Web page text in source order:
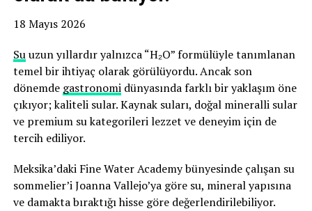
18 Mayıs 2026
Suuzun yıllardır yalnızca “H₂O” formülüyle tanımlanan
temel bir ihtiyaç olarak görülüyordu. Ancak son
dönemde gastronomidünyasında farklı bir yaklaşım öne
çıkıyor; kaliteli sular. Kaynak suları, doğal mineralli sular
ve premium su kategorileri lezzet ve deneyim için de
tercih ediliyor.
Meksika’daki Fine Water Academy bünyesinde çalışan su
sommelier’i Joanna Vallejo’ya göre su, mineral yapısına
ve damakta bıraktığı hisse göre değerlendirilebiliyor.